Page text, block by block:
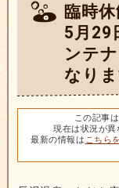
臨時
5月29
ンテ
なり
この記事
現在は状況が異
最新の情報は こちら